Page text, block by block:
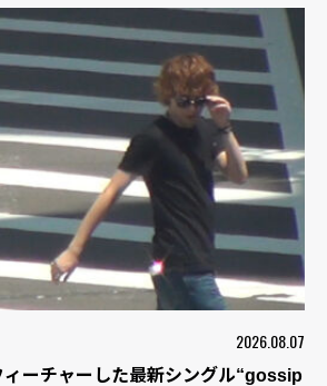
2026.08.07
ーチャーした最新シングル“gossip